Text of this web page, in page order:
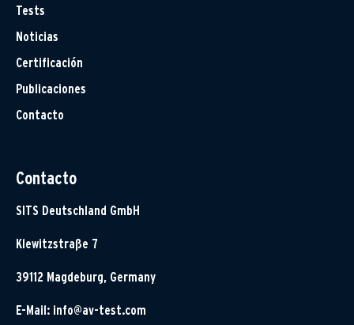
Tests
Noticias
Certificación
Publicaciones
Contacto
Contacto
SITS Deutschland GmbH
Klewitzstraße 7
39112 Magdeburg, Germany
E-Mail: info@av-test.com